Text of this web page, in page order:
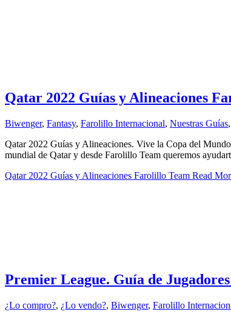
Qatar 2022 Guías y Alineaciones
Biwenger, Fantasy, Farolillo Internacional, Nuestras Guías,
Qatar 2022 Guías y Alineaciones. Vive la Copa del
mundial de Qatar y desde Farolillo Team queremos
Qatar 2022 Guías y Alineaciones Farolillo Team Read
Premier League. Guía de
¿Lo compro?, ¿Lo vendo?, Biwenger, Farolillo